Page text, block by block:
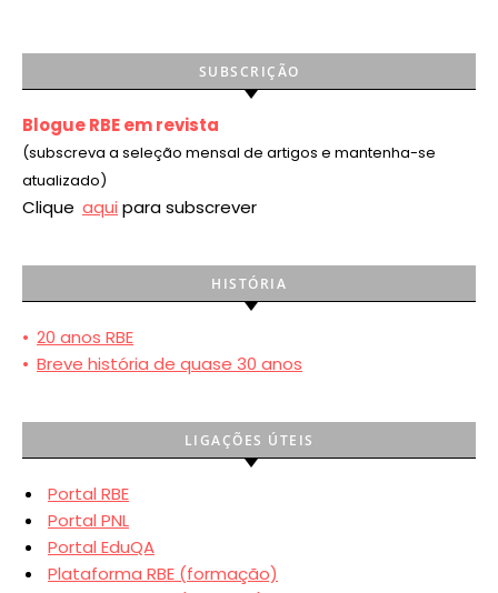
SUBSCRIÇÃO
Blogue RBE em revista
(subscreva a seleção mensal de artigos e mantenha-se
atualizado)
Clique aqui para subscrever
HISTÓRIA
• 20 anos RBE
• Breve história de quase 30 anos
LIGAÇÕES ÚTEIS
Portal RBE
Portal PNL
Portal EduQA
Plataforma RBE (formação)